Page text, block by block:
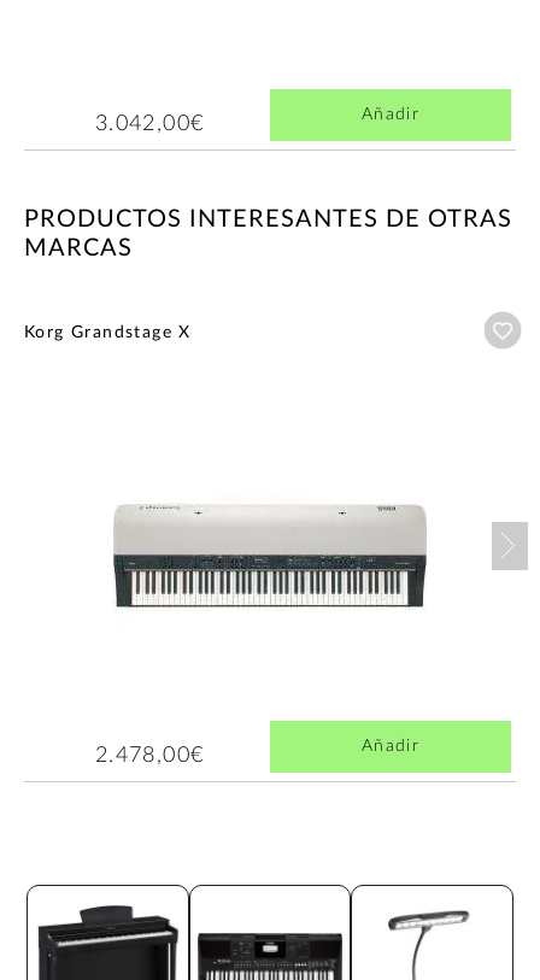
3.042,00€ Añadir
PRODUCTOS INTERESANTES DE OTRAS
MARCAS
Korg Grandstage X
2.478,00€ Añadir